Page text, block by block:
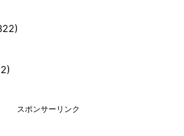
スポンサーリンク